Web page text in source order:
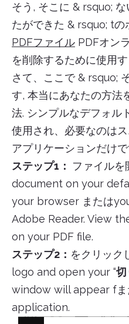
そう, そこに & rsquo;
たができた & rsquo; tの
PDFファイル PDFオン
を削除するために使用
さて、ここで & rsquo;
す, 本当にあなたの方法
法. シンプルなデフォル
使用され、必要なのは
アプリケーションだけで
ステップ1： ファイルを
document on your
your browser または
Adobe Reader. View
on your PDF file.
ステップ2： をクリック
logo and open your “切
window will appear f
application.